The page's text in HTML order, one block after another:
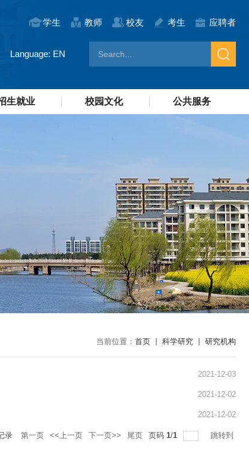
学生 教师 校友 考生 应聘者
Language: EN
生就业 校园文化 公共服务
当前位置： 首页 科学研究 研究机构
2021-12-03
2021-12-02
2021-12-02
录 第一页 <<上一页 下一页>> 尾页 页码 1/1 跳转到